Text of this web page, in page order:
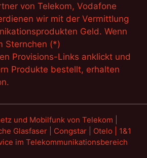
von Telekom, Vodafone
wir mit der Vermittlung
Geld. Wenn
Sternchen (*)
Provisions-Links anklickt und
Produkte bestellt, erhalten
und Mobilfunk von Telekom |
Glasfaser | Congstar | Otelo | 1&1
im Telekommunikationsbereich